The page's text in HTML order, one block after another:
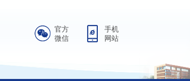
官方
微信
手机
网站